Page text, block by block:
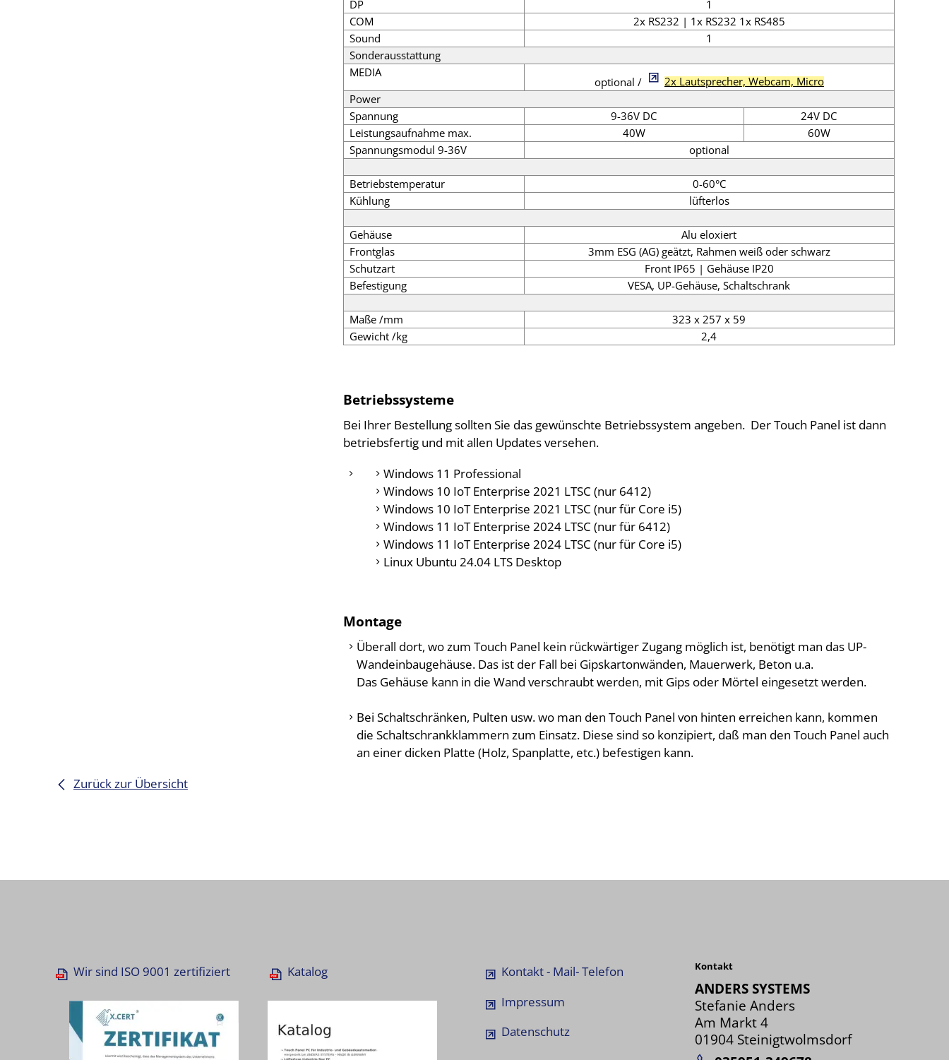
DP
1
COM
2x RS232 | 1x RS232 1x RS485
Sound
1
Sonderausstattung
MEDIA
optional /
2x Lautsprecher, Webcam, Micro
Power
Spannung
9-36V DC
24V DC
Leistungsaufnahme max.
40W
60W
Spannungsmodul 9-36V
optional
Betriebstemperatur
0-60°C
Kühlung
lüfterlos
Gehäuse
Alu eloxiert
Frontglas
3mm ESG (AG) geätzt, Rahmen weiß oder schwarz
Schutzart
Front IP65 | Gehäuse IP20
Befestigung
VESA, UP-Gehäuse, Schaltschrank
Maße /mm
323 x 257 x 59
Gewicht /kg
2,4
Betriebssysteme
Bei Ihrer Bestellung sollten Sie das gewünschte Betriebssystem angeben. Der Touch Panel ist dann
betriebsfertig und mit allen Updates versehen.
Windows 11 Professional
Windows 10 IoT Enterprise 2021 LTSC (nur 6412)
Windows 10 IoT Enterprise 2021 LTSC (nur für Core i5)
Windows 11 IoT Enterprise 2024 LTSC (nur für 6412)
Windows 11 IoT Enterprise 2024 LTSC (nur für Core i5)
Linux Ubuntu 24.04 LTS Desktop
Montage
Überall dort, wo zum Touch Panel kein rückwärtiger Zugang möglich ist, benötigt man das UP-
Wandeinbaugehäuse. Das ist der Fall bei Gipskartonwänden, Mauerwerk, Beton u.a.
Das Gehäuse kann in die Wand verschraubt werden, mit Gips oder Mörtel eingesetzt werden.
Bei Schaltschränken, Pulten usw. wo man den Touch Panel von hinten erreichen kann, kommen
die Schaltschrankklammern zum Einsatz. Diese sind so konzipiert, daß man den Touch Panel auch
an einer dicken Platte (Holz, Spanplatte, etc.) befestigen kann.
Zurück zur Übersicht
Wir sind ISO 9001 zertifiziert Katalog
Kontakt - Mail- Telefon
Impressum
Datenschutz
Kontakt
ANDERS SYSTEMS
Stefanie Anders
Am Markt 4
01904 Steinigtwolmsdorf